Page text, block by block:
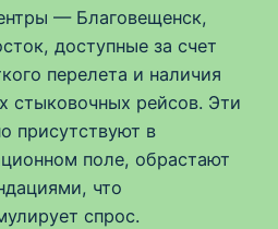
— Благовещенск,
доступные за счет
перелета и наличия
стыковочных рейсов. Эти
присутствуют в
поле, обрастают
что
спрос.